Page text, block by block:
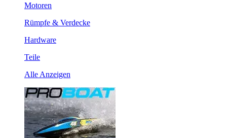
Motoren
Rümpfe & Verdecke
Hardware
Teile
Alle Anzeigen